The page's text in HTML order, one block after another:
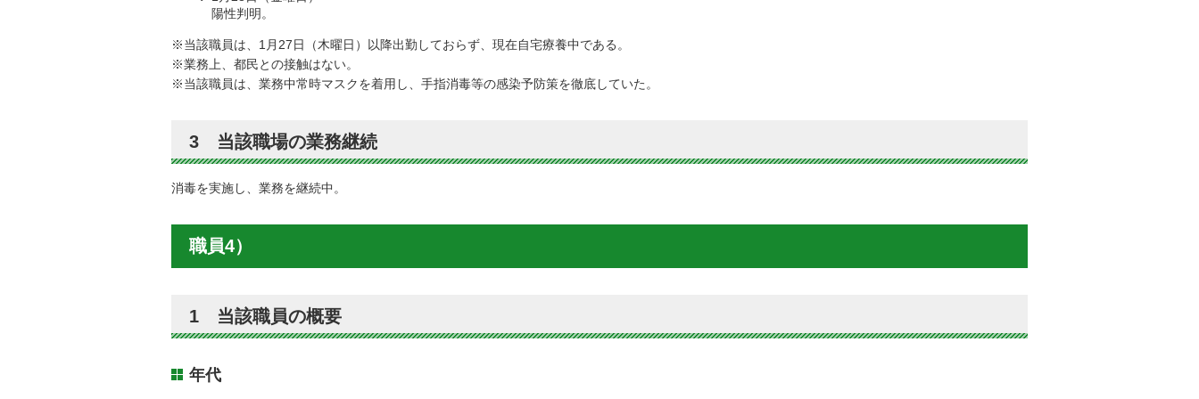
陽性判明。
※当該職員は、1月27日（木曜日）以降出勤しておらず、現在自宅療養中である。
※業務上、都民との接触はない。
※当該職員は、業務中常時マスクを着用し、手指消毒等の感染予防策を徹底していた。
3 当該職場の業務継続
消毒を実施し、業務を継続中。
職員4）
1 当該職員の概要
年代